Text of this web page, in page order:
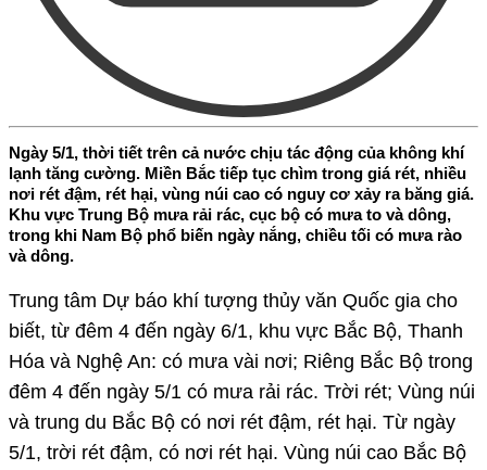
Ngày 5/1, thời tiết trên cả nước chịu tác động của không khí
lạnh tăng cường. Miền Bắc tiếp tục chìm trong giá rét, nhiều
nơi rét đậm, rét hại, vùng núi cao có nguy cơ xảy ra băng giá.
Khu vực Trung Bộ mưa rải rác, cục bộ có mưa to và dông,
trong khi Nam Bộ phổ biến ngày nắng, chiều tối có mưa rào
và dông.
Trung tâm Dự báo khí tượng thủy văn Quốc gia cho
biết, từ đêm 4 đến ngày 6/1, khu vực Bắc Bộ, Thanh
Hóa và Nghệ An: có mưa vài nơi; Riêng Bắc Bộ trong
đêm 4 đến ngày 5/1 có mưa rải rác. Trời rét; Vùng núi
và trung du Bắc Bộ có nơi rét đậm, rét hại. Từ ngày
5/1, trời rét đậm, có nơi rét hại. Vùng núi cao Bắc Bộ